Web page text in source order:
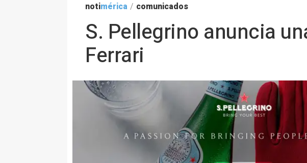
notimérica / comunicados
S. Pellegrino anuncia
Ferrari